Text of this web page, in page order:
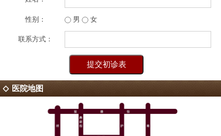
性别： 男 女
联系方式：
医院地图